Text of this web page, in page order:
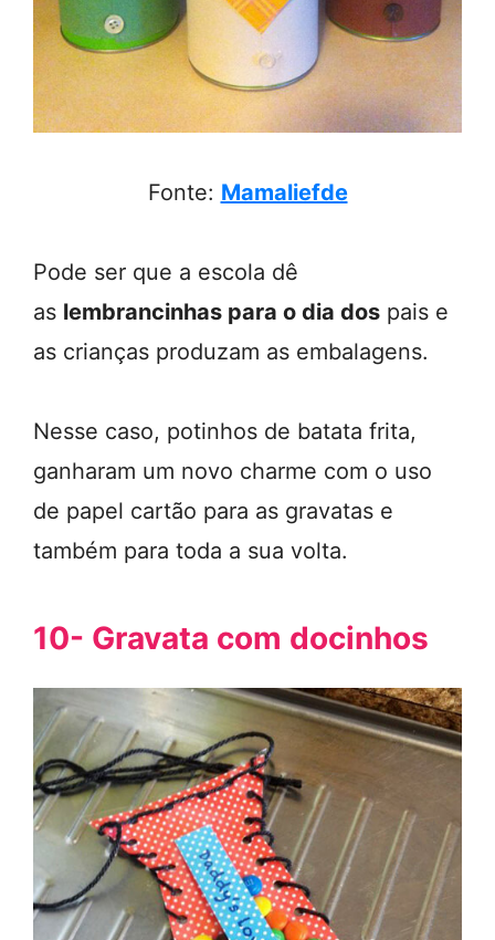
Fonte: Mamaliefde
Pode ser que a escola dê
as lembrancinhas para o dia dos pais e
as crianças produzam as embalagens.
Nesse caso, potinhos de batata frita,
ganharam um novo charme com o uso
de papel cartão para as gravatas e
também para toda a sua volta.
10- Gravata com docinhos